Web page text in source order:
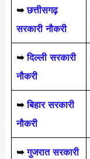
➥ छत्तीसगढ़
सरकारी नौकरी
➥ दिल्ली सरकारी
नौकरी
➥बिहार सरकारी
नौकरी
➥ गुजरात सरकारी